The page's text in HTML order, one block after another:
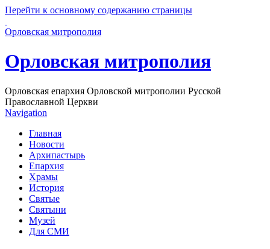
Перейти к основному содержанию страницы
Орловская митрополия
Орловская митрополия
Орловская епархия Орловской митрополии Русской
Православной Церкви
Navigation
Главная
Новости
Архипастырь
Епархия
Храмы
История
Святые
Святыни
Музей
Для СМИ